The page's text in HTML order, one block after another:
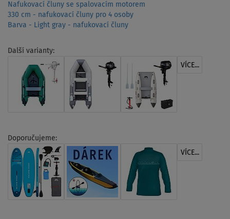
Nafukovací čluny se spalovacím motorem
330 cm - nafukovací čluny pro 4 osoby
Barva - Light gray - nafukovací čluny
Další varianty:
VÍCE...
Doporučujeme:
VÍCE...